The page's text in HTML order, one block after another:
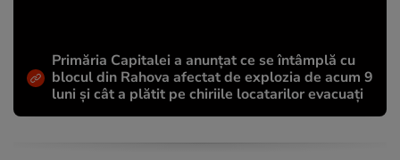
Primăria Capitalei a anunțat ce se întâmplă cu
blocul din Rahova afectat de explozia de acum 9
luni și cât a plătit pe chiriile locatarilor evacuați